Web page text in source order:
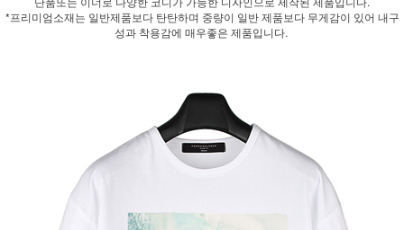
*프리미엄소재는 일반제품보다 탄탄하며 중량이 일반 제품보다 무게감이 있어 내구
성과 착용감에 매우좋은 제품입니다.